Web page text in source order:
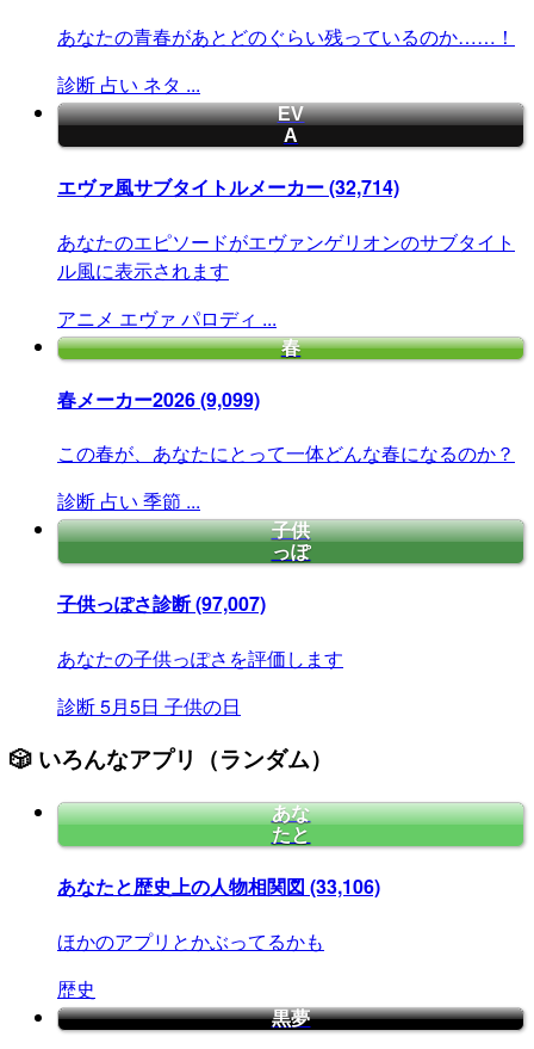
あなたの青春があとどのぐらい残っているのか……！
診断 占い ネタ ...
EV
A
エヴァ風サブタイトルメーカー(32,714)
あなたのエピソードがエヴァンゲリオンのサブタイト
ル風に表示されます
アニメ エヴァ パロディ ...
春
春メーカー2026(9,099)
この春が、あなたにとって一体どんな春になるのか？
診断 占い 季節 ...
子供
っぽ
子供っぽさ診断(97,007)
あなたの子供っぽさを評価します
診断5月5日 子供の日
🎲 いろんなアプリ（ランダム）
あな
たと
あなたと歴史上の人物相関図 (33,106)
ほかのアプリとかぶってるかも
歴史
黒夢